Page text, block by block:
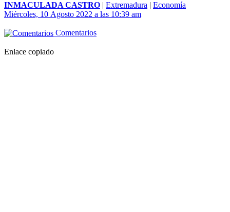
INMACULADA CASTRO | Extremadura | Economía
Miércoles, 10 Agosto 2022 a las 10:39 am
Comentarios
Enlace copiado